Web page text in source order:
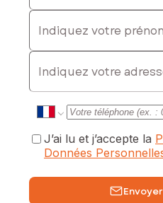
Indiquez votre prénom
E-mail
J’ai lu et j’accepte la
Données